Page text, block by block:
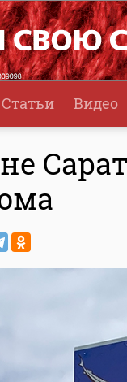
Статьи Видео